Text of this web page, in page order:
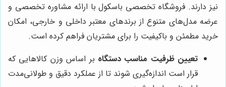
نیز دارند. فروشگاه تخصصی باسکول با ارائه مشاوره تخصصی و
عرضه مدل‌های متنوع از برندهای معتبر داخلی و خارجی، امکان
خرید مطمئن و باکیفیت را برای مشتریان فراهم کرده است.
تعیین ظرفیت مناسب دستگاه بر اساس وزن کالاهایی که
قرار است اندازه‌گیری شوند تا از عملکرد دقیق و طولانی‌مدت